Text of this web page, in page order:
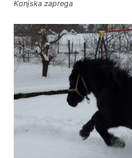
Konjska zaprega